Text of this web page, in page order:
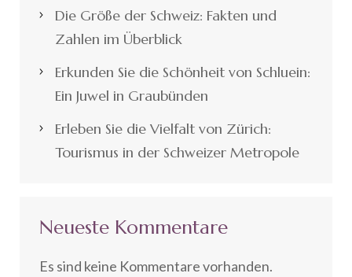
Die Größe der Schweiz: Fakten und
Zahlen im Überblick
Erkunden Sie die Schönheit von Schluein:
Ein Juwel in Graubünden
Erleben Sie die Vielfalt von Zürich:
Tourismus in der Schweizer Metropole
Neueste Kommentare
Es sind keine Kommentare vorhanden.